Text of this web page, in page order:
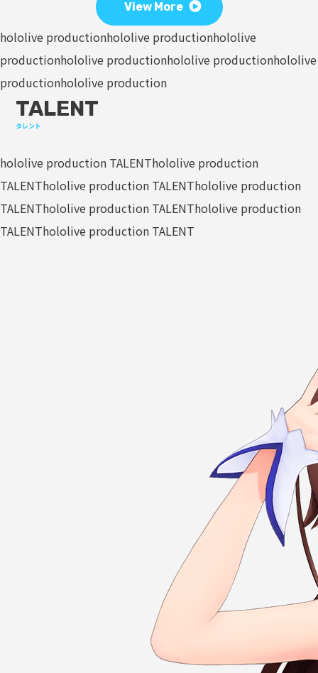
View More
hololive productionhololive productionhololive
productionhololive productionhololive productionhololive
productionhololive production
TALENT
タレント
hololive production TALENThololive production
TALENThololive production TALENThololive production
TALENThololive production TALENThololive production
TALENThololive production TALENT